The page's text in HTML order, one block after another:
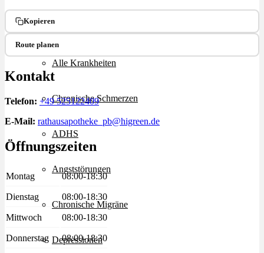
Therapien
Alle Krankheiten
Chronische Schmerzen
ADHS
Angststörungen
Chronische Migräne
Depressionen
Kopieren
Route planen
Kontakt
Telefon: +49 525122409
E-Mail: rathausapotheke_pb@higreen.de
Öffnungszeiten
Montag 08:00-18:30
Dienstag 08:00-18:30
Mittwoch 08:00-18:30
Donnerstag 08:00-18:30